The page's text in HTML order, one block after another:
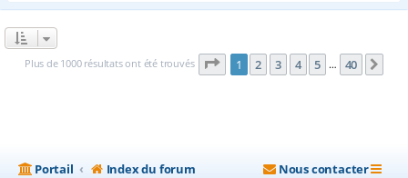
Plus de 1000 résultats ont été trouvés Page 1sur40
1 2 3 4 5 … 40
Portail Index du forum Nous contacter